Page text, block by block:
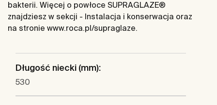
bakterii. Więcej o powłoce SUPRAGLAZE®
znajdziesz w sekcji - Instalacja i konserwacja oraz
na stronie www.roca.pl/supraglaze.
Długość niecki (mm):
530